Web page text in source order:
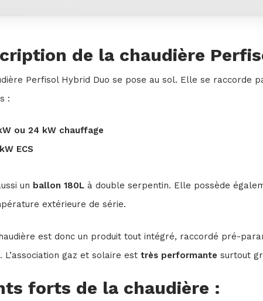
de la chaudière
Perfisol Hybrid Duo se pose au sol. Elle se raccorde
:
ou 24 kW chauffage
ECS
un ballon 180L à double serpentin. Elle possède
extérieure de série.
est donc un produit tout intégré, raccordé pré-
L’association gaz et solaire esttrès performante surtout
forts de la chaudière :